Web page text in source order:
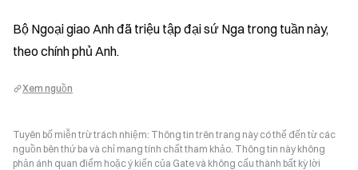
Bộ Ngoại giao Anh đã triệu tập đại sứ Nga trong tuần này,
theo chính phủ Anh.
Xem nguồn
Tuyên bố miễn trừ trách nhiệm: Thông tin trên trang này có thể đến từ các
nguồn bên thứ ba và chỉ mang tính chất tham khảo. Thông tin này không
phản ánh quan điểm hoặc ý kiến của Gate và không cấu thành bất kỳ lời